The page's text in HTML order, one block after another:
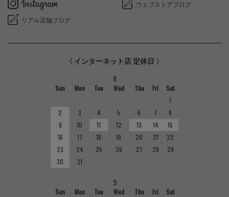
ウェブストアブログ
リアル店舗ブログ
〈 インターネット店 定休日 〉
8
Sun Mon Tue Wed Thu Fri
Sat
1
2
3 4 5 6 7
8
9
10 11 12 13 14
15
16
17 18 19 20 21
22
23
24 25 26 27 28
29
30
31
9
Sun Mon Tue Wed Thu Fri Sat